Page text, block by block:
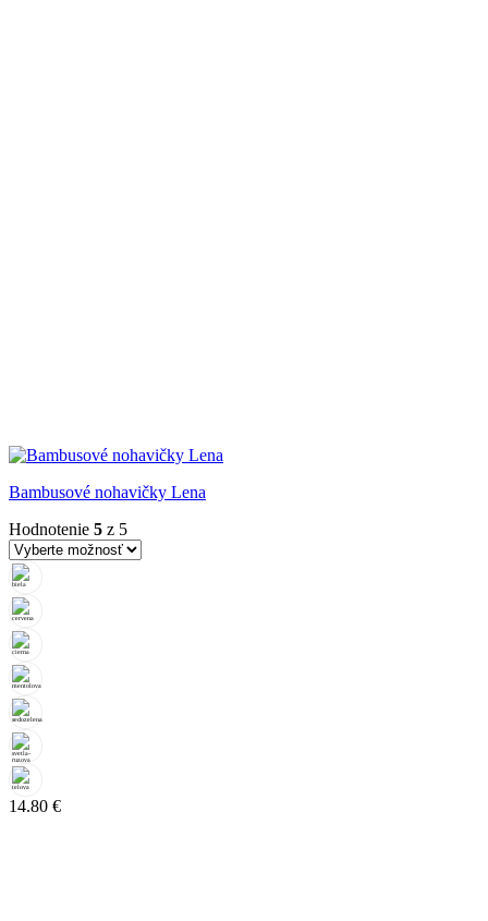
Bambusové nohavičky Lena
Hodnotenie 5 z 5
14.80 €